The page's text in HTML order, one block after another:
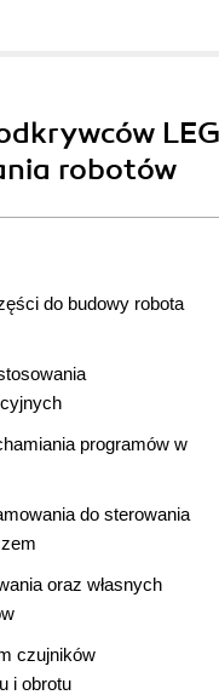
robotów
do budowy robota
programów w
do sterowania
oraz własnych
czujników
i obrotu